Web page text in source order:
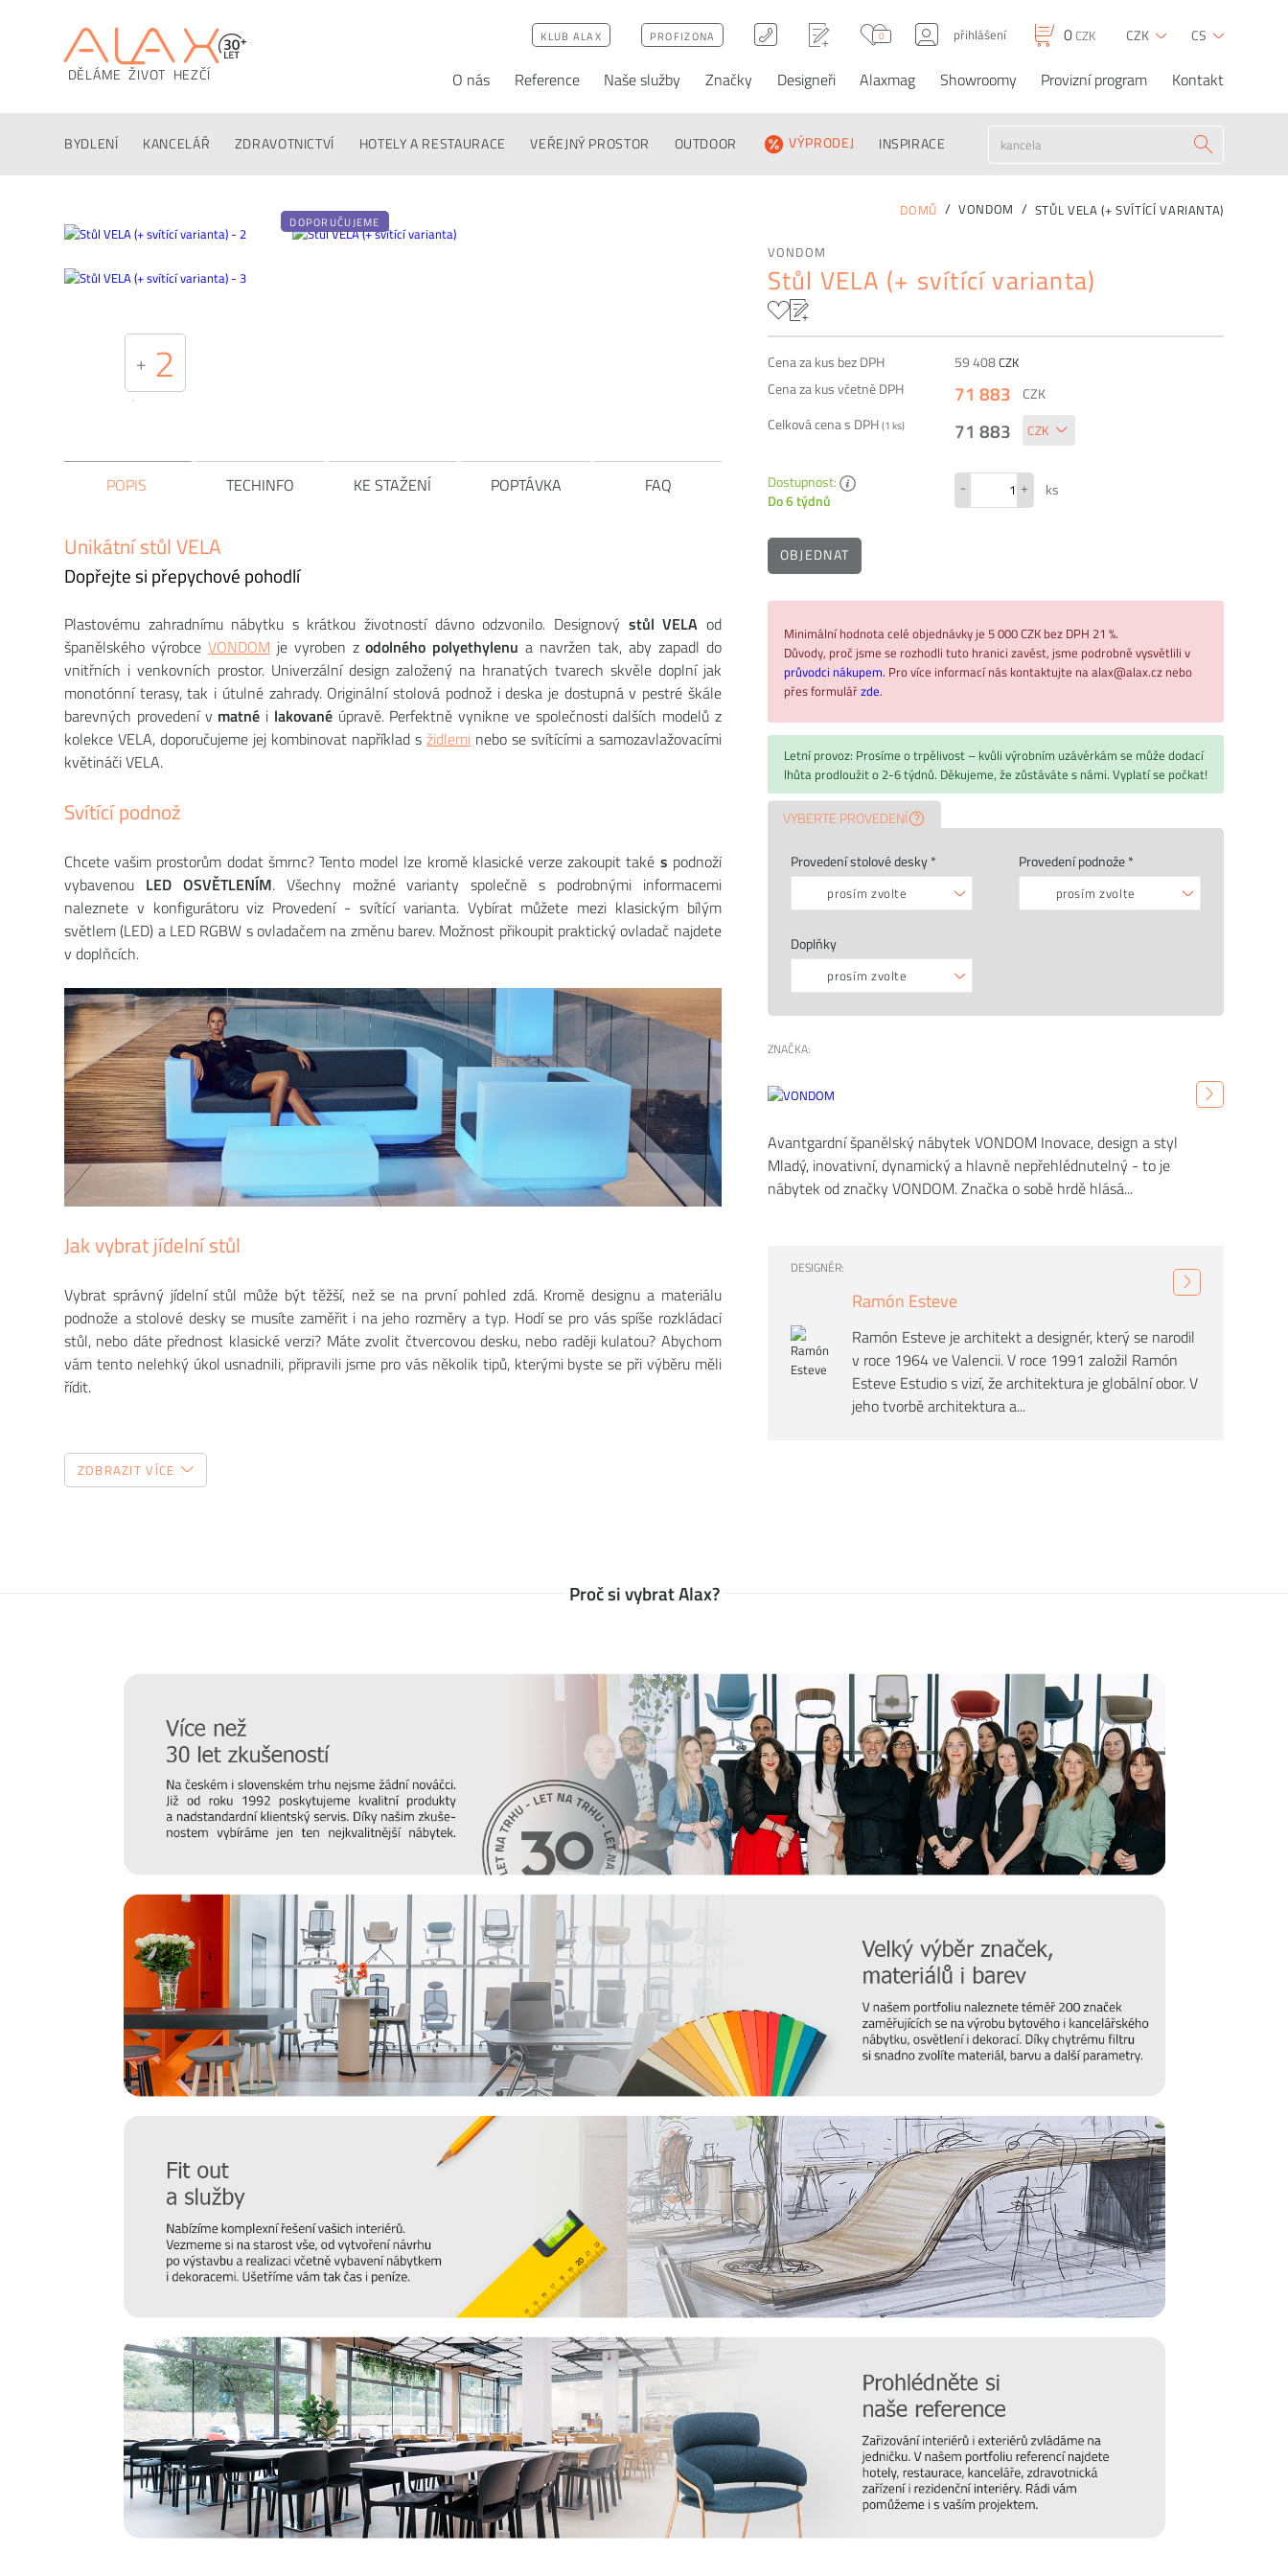
DĚLÁME ŽIVOT HEZČÍ
KLUB ALAX PROFIZONA 0 přihlášení 0CZK CZK CS
O nás Reference Naše služby Značky Designeři Alaxmag Showroomy Provizní program Kontakt
BYDLENÍ KANCELÁŘ ZDRAVOTNICTVÍ HOTELY A RESTAURACE VEŘEJNÝ PROSTOR OUTDOOR VÝPRODEJ INSPIRACE
Alternativy Poptávka FAQ
Stůl VELA (+ svítící
71 883 CZK OBJEDNAT 0CZK
DOMŮ VONDOM STŮL VELA (+ SVÍTÍCÍ VARIANTA)
VONDOM
Stůl VELA (+ svítící varianta)
Cena za kus bez DPH 59 408CZK
Cena za kus včetně DPH
71 883
CZK
Celková cena s DPH(1ks) 71 883
Dostupnost:
Do 6 týdnů
- + ks
OBJEDNAT
Minimální hodnota celé objednávky je 5 000 CZK bez DPH 21 %.
Důvody, proč jsme se rozhodli tuto hranici zavést, jsme podrobně vysvětlili v
průvodci nákupem. Pro více informací nás kontaktujte na alax@alax.cz nebo
přes formulářzde.
Letní provoz: Prosíme o trpělivost – kvůli výrobním uzávěrkám se může dodací
lhůta prodloužit o 2-6 týdnů. Děkujeme, že zůstáváte s námi. Vyplatí se počkat!
VYBERTE PROVEDENÍ
Provedení stolové desky *
prosím zvolte
Provedení podnože *
prosím zvolte
Doplňky
prosím zvolte
ZNAČKA:
Avantgardní španělský nábytek VONDOM Inovace, design a styl
Mladý, inovativní, dynamický a hlavně nepřehlédnutelný - to je
nábytek od značky VONDOM. Značka o sobě hrdě hlásá...
DESIGNÉR:
Ramón Esteve
Ramón Esteve je architekt a designér, který se narodil
v roce 1964 ve Valencii. V roce 1991 založil Ramón
Esteve Estudio s vizí, že architektura je globální obor. V
jeho tvorbě architektura a...
+ 2
DOPORUČUJEME
POPIS TECHINFO KE STAŽENÍ POPTÁVKA FAQ
Unikátní stůl VELA
Dopřejte si přepychové pohodlí
Plastovému zahradnímu nábytku s krátkou životností dávno odzvonilo. Designový stůl VELA od
španělského výrobce VONDOM je vyroben zodolného polyethylenu a navržen tak, aby zapadl do
vnitřních i venkovních prostor. Univerzální design založený na hranatých tvarech skvěle doplní jak
monotónní terasy, tak i útulné zahrady. Originální stolová podnož i deska je dostupná v pestré škále
barevných provedení v matné i lakované úpravě. Perfektně vynikne ve společnosti dalších modelů z
kolekce VELA, doporučujeme jej kombinovat například s židleminebo se svítícími a samozavlažovacími
květináči VELA.
Svítící podnož
Chcete vašim prostorům dodat šmrnc? Tento model lze kromě klasické verze zakoupit také s podnoží
vybavenou LED OSVĚTLENÍM. Všechny možné varianty společně s podrobnými informacemi
naleznete v konfigurátoru viz Provedení - svítící varianta. Vybírat můžete mezi klasickým bílým
světlem (LED) a LED RGBW s ovladačem na změnu barev. Možnost přikoupit praktický ovladač najdete
v doplňcích.
Jak vybrat jídelní stůl
Vybrat správný jídelní stůl může být těžší, než se na první pohled zdá. Kromě designu a materiálu
podnože a stolové desky se musíte zaměřit i na jeho rozměry a typ. Hodí se pro vás spíše rozkládací
stůl, nebo dáte přednost klasické verzi? Máte zvolit čtvercovou desku, nebo raději kulatou? Abychom
vám tento nelehký úkol usnadnili, připravili jsme pro vás několik tipů, kterými byste se při výběru měli
řídit.
Luxusní dovolená na vaší terase
Rozsáhlá kolekce venkovního nábytku VELA nabízí kvalitu, komfort i design podobný interiérovému
nábytku. Modely a dekorace z této kolekce lze libovolně kombinovat a integrovat do jakéhokoliv
Minimalistické modely jsou vybaveny podstavcem, díky kterému některé objekty působí, jako
kdyby se vznášely nad zemí.
ZabudovanéLED osvětlenívytváří příjemnou atmosféru a podtrhuje originální design značkyVondom.
V bohaté kolekci najdete kromě stolů nebo sedacího nábytku také modely květnáču nebo světel.
Oblíbenou součástí je modulární sedací souprava VELA, kterou si klient poskládá dle vlastních
preferencí.
ZOBRAZIT VÍCE
Proč si vybrat Alax?